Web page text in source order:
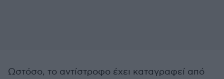
Ωστόσο, το αντίστροφο έχει καταγραφεί από